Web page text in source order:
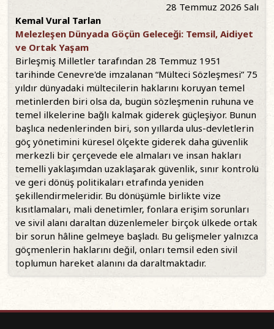
28 Temmuz 2026 Salı
Kemal Vural Tarlan
Melezleşen Dünyada Göçün Geleceği: Temsil, Aidiyet
ve Ortak Yaşam
Birleşmiş Milletler tarafından 28 Temmuz 1951
tarihinde Cenevre'de imzalanan “Mülteci Sözleşmesi” 75
yıldır dünyadaki mültecilerin haklarını koruyan temel
metinlerden biri olsa da, bugün sözleşmenin ruhuna ve
temel ilkelerine bağlı kalmak giderek güçleşiyor. Bunun
başlıca nedenlerinden biri, son yıllarda ulus-devletlerin
göç yönetimini küresel ölçekte giderek daha güvenlik
merkezli bir çerçevede ele almaları ve insan hakları
temelli yaklaşımdan uzaklaşarak güvenlik, sınır kontrolü
ve geri dönüş politikaları etrafında yeniden
şekillendirmeleridir. Bu dönüşümle birlikte vize
kısıtlamaları, mali denetimler, fonlara erişim sorunları
ve sivil alanı daraltan düzenlemeler birçok ülkede ortak
bir sorun hâline gelmeye başladı. Bu gelişmeler yalnızca
göçmenlerin haklarını değil, onları temsil eden sivil
toplumun hareket alanını da daraltmaktadır.